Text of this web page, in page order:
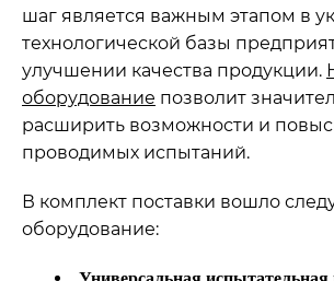
шаг является важным этапом в
технологической базы
улучшении качества продукции.
оборудование позволит
расширить возможности и
проводимых испытаний.
В комплект поставки вошло
оборудование: